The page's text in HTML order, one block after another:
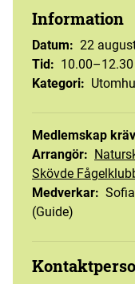
Information
Datum: 22
Tid: 10.00–12.30
Kategori:
Medlemskap
Arrangör:
Skövde
Medverkar:
(Guide)